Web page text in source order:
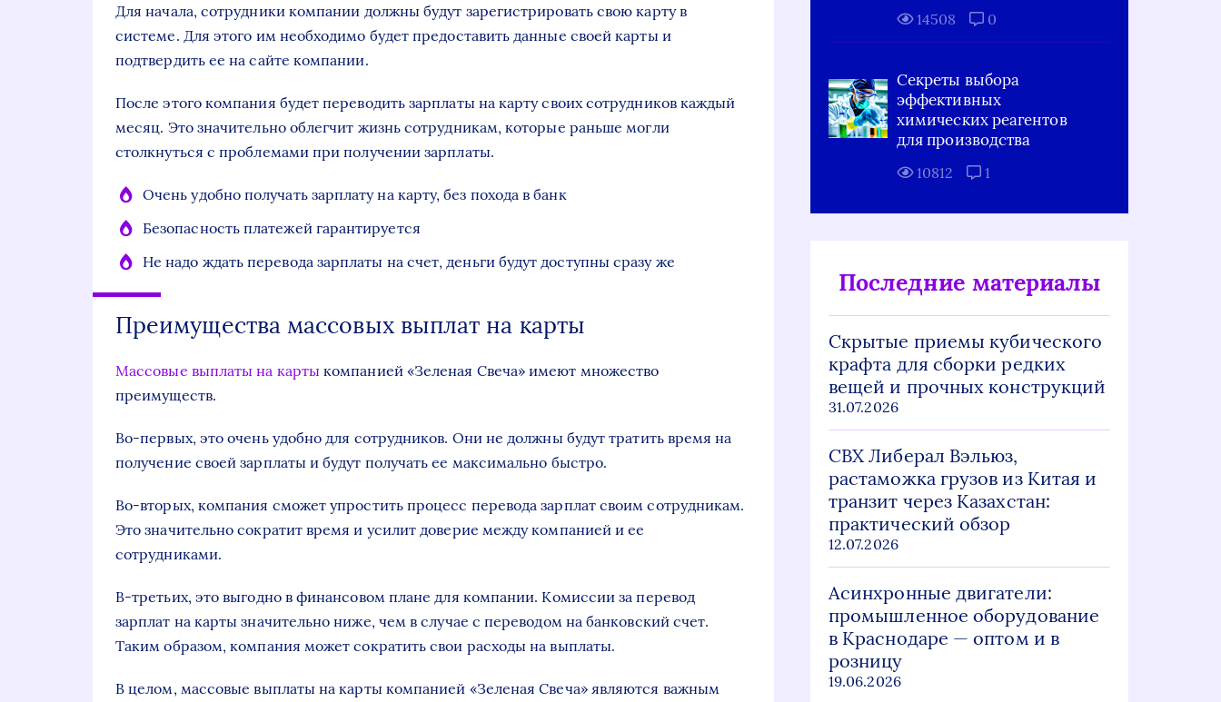
Для начала, сотрудники компании должны будут зарегистрировать свою карту в
системе. Для этого им необходимо будет предоставить данные своей карты и
подтвердить ее на сайте компании.
После этого компания будет переводить зарплаты на карту своих сотрудников каждый
месяц. Это значительно облегчит жизнь сотрудникам, которые раньше могли
столкнуться с проблемами при получении зарплаты.
Очень удобно получать зарплату на карту, без похода в банк
Безопасность платежей гарантируется
Не надо ждать перевода зарплаты на счет, деньги будут доступны сразу же
Преимущества массовых выплат на карты
Массовые выплаты на карты компанией «Зеленая Свеча» имеют множество
преимуществ.
Во-первых, это очень удобно для сотрудников. Они не должны будут тратить время на
получение своей зарплаты и будут получать ее максимально быстро.
Во-вторых, компания сможет упростить процесс перевода зарплат своим сотрудникам.
Это значительно сократит время и усилит доверие между компанией и ее
сотрудниками.
В-третьих, это выгодно в финансовом плане для компании. Комиссии за перевод
зарплат на карты значительно ниже, чем в случае с переводом на банковский счет.
Таким образом, компания может сократить свои расходы на выплаты.
В целом, массовые выплаты на карты компанией «Зеленая Свеча» являются важным
14508 0
Секреты выбора
эффективных
химических реагентов
для производства
10812 1
Последние материалы
Скрытые приемы кубического
крафта для сборки редких
вещей и прочных конструкций
31.07.2026
СВХ Либерал Вэльюз,
растаможка грузов из Китая и
транзит через Казахстан:
практический обзор
12.07.2026
Асинхронные двигатели:
промышленное оборудование
в Краснодаре — оптом и в
розницу
19.06.2026